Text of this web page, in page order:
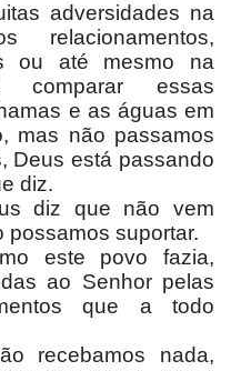
adversidades na
relacionamentos,
ou até mesmo na
essas
e as águas em
mas não passamos
Deus está passando
diz.
diz que não vem
possamos suportar.
este povo fazia,
ao Senhor pelas
que a todo
recebamos nada,